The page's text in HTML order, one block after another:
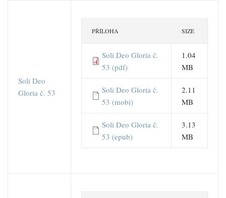
Soli Deo
Gloria č. 53
PŘÍLOHA SIZE
Soli Deo Gloria č.
53 (pdf)
1.04
MB
Soli Deo Gloria č.
53 (mobi)
2.11
MB
Soli Deo Gloria č.
53 (epub)
3.13
MB